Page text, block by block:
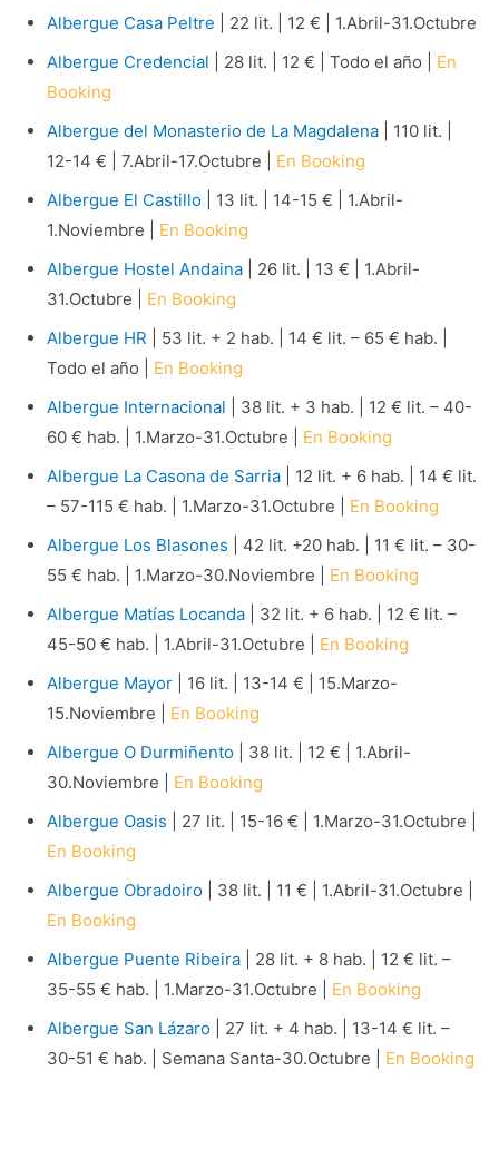
Albergue Casa Peltre | 22 lit. | 12 € | 1.Abril-31.Octubre
Albergue Credencial | 28 lit. | 12 € | Todo el año | En
Booking
Albergue del Monasterio de La Magdalena| 110 lit. |
12-14 € | 7.Abril-17.Octubre | En Booking
Albergue El Castillo| 13 lit. | 14-15 € | 1.Abril-
1.Noviembre | En Booking
Albergue Hostel Andaina| 26 lit. | 13 € | 1.Abril-
31.Octubre | En Booking
Albergue HR | 53 lit. + 2 hab. | 14 € lit. – 65 € hab. |
Todo el año | En Booking
Albergue Internacional | 38 lit. + 3 hab. | 12 € lit. – 40-
60 € hab. | 1.Marzo-31.Octubre | En Booking
Albergue La Casona de Sarria| 12 lit. + 6 hab. | 14 € lit.
– 57-115 € hab. | 1.Marzo-31.Octubre | En Booking
Albergue Los Blasones | 42 lit. +20 hab. | 11 € lit. – 30-
55 € hab. | 1.Marzo-30.Noviembre | En Booking
Albergue Matías Locanda| 32 lit. + 6 hab. | 12 € lit. –
45-50 € hab. | 1.Abril-31.Octubre | En Booking
Albergue Mayor| 16 lit. | 13-14 € | 15.Marzo-
15.Noviembre | En Booking
Albergue O Durmiñento| 38 lit. | 12 € | 1.Abril-
30.Noviembre | En Booking
Albergue Oasis | 27 lit. | 15-16 € | 1.Marzo-31.Octubre |
En Booking
Albergue Obradoiro| 38 lit. | 11 € | 1.Abril-31.Octubre |
En Booking
Albergue Puente Ribeira| 28 lit. + 8 hab. | 12 € lit. –
35-55 € hab. | 1.Marzo-31.Octubre | En Booking
Albergue San Lázaro| 27 lit. + 4 hab. | 13-14 € lit. –
30-51 € hab. | Semana Santa-30.Octubre | En Booking